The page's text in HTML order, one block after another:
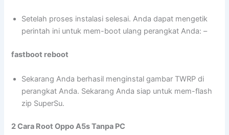
Setelah proses instalasi selesai. Anda dapat mengetik
perintah ini untuk mem-boot ulang perangkat Anda: –
fastboot reboot
Sekarang Anda berhasil menginstal gambar TWRP di
perangkat Anda. Sekarang Anda siap untuk mem-flash
zip SuperSu.
2 Cara Root Oppo A5s Tanpa PC